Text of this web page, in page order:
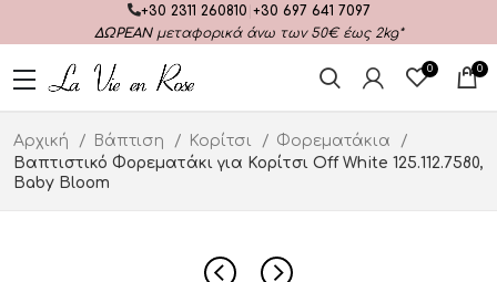
+30 2311 260810 +30 697 641 7097
ΔΩΡΕΑΝμεταφορικά άνω των 50€ έως 2kg*
0 0
Αρχική Βάπτιση Κορίτσι
Φορεματάκια
Βαπτιστικό Φορεματάκι για Κορίτσι Off White 125.112.7580,
Baby Bloom